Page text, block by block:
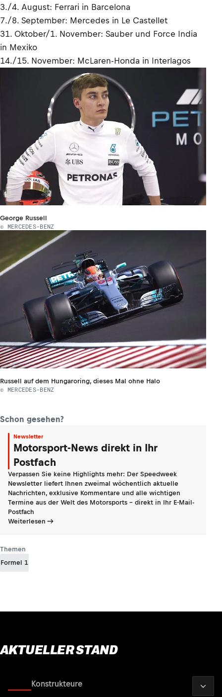
3./4. August: Ferrari in Barcelona
7./8. September: Mercedes in Le Castellet
31. Oktober/1. November: Sauber und Force India
in Mexiko
14./15. November: McLaren-Honda in Interlagos
George Russell
© MERCEDES-BENZ
Russell auf dem Hungaroring, dieses Mal ohne Halo
© MERCEDES-BENZ
Schon gesehen?
Newsletter
Motorsport-News direkt in Ihr
Postfach
Verpassen Sie keine Highlights mehr: Der Speedweek
Newsletter liefert Ihnen zweimal wöchentlich aktuelle
Nachrichten, exklusive Kommentare und alle wichtigen
Termine aus der Welt des Motorsports - direkt in Ihr E-Mail-
Postfach
Weiterlesen
Themen
Formel 1
AKTUELLER STAND
Konstrukteure